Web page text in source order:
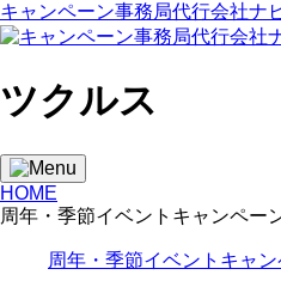
キャンペーン事務局代行会社ナ
ツクルス
HOME
周年・季節イベントキャンペー
周年・季節イベントキャ